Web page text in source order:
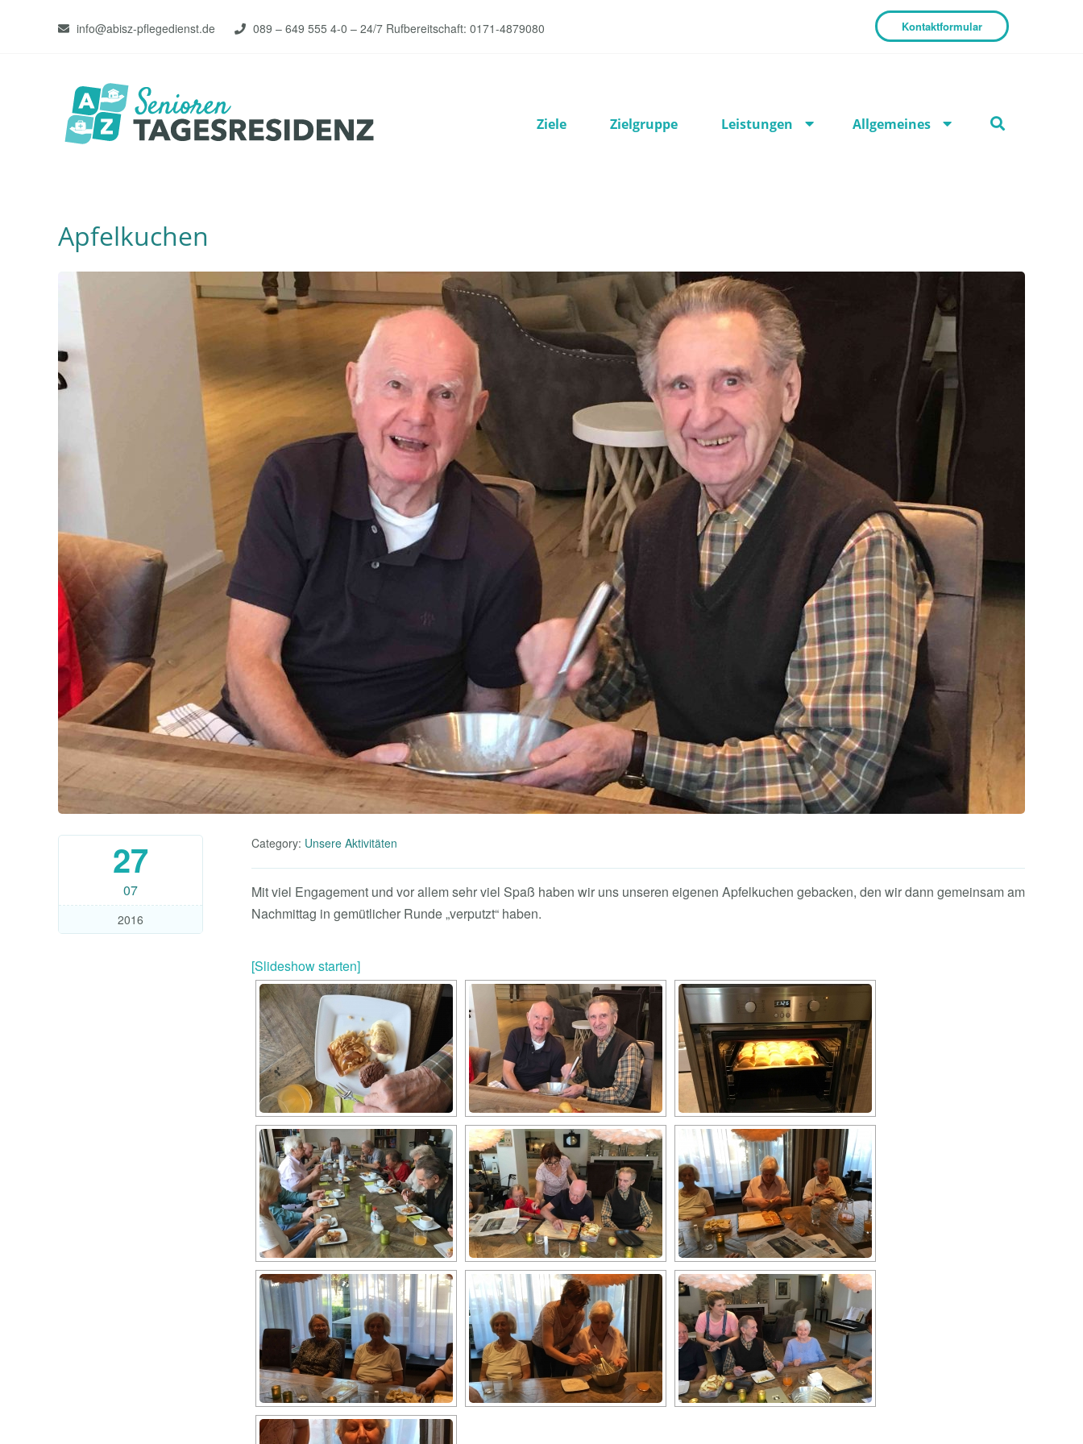
info@abisz-pflegedienst.de 089 – 649 555 4-0 – 24/7 Rufbereitschaft: 0171-4879080 Kontaktformular
Ziele Zielgruppe Leistungen Allgemeines
Apfelkuchen
27
07
2016
Category: Unsere Aktivitäten
Mit viel Engagement und vor allem sehr viel Spaß haben wir uns unseren eigenen Apfelkuchen gebacken, den wir dann gemeinsam am
Nachmittag in gemütlicher Runde „verputzt“ haben.
[Slideshow starten]